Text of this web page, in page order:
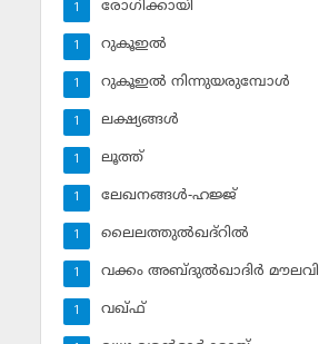
രോഗിക്കായി
1
റുകൂഇല്‍
1
റുകൂഇല്‍ നിന്നുയരുമ്പോള്‍
1
ലക്ഷ്യങ്ങള്‍
1
ലൂത്ത്‌
1
ലേഖനങ്ങള്‍-ഹജ്ജ്‌
1
ലൈലത്തുല്‍ഖദ്‌റില്‍
1
വക്കം അബ്ദുല്‍ഖാദിര്‍ മൗലവി
1
വഖ്ഫ്
1